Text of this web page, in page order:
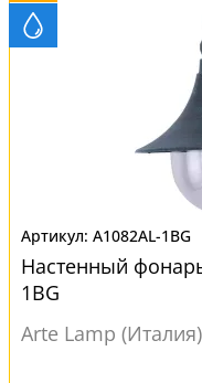
A1082AL-1BG
Настенный
1BG
Arte Lamp (Италия)